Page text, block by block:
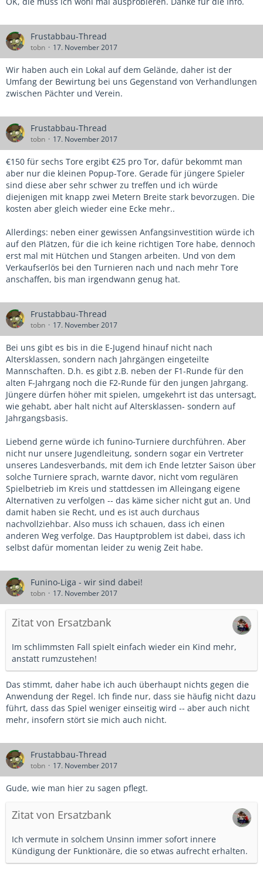
Frustabbau-Thread
tobn 17. November 2017
Wir haben auch ein Lokal auf dem Gelände, daher ist der
Umfang der Bewirtung bei uns Gegenstand von Verhandlungen
zwischen Pächter und Verein.
Frustabbau-Thread
tobn 17. November 2017
€150 für sechs Tore ergibt €25 pro Tor, dafür bekommt man
aber nur die kleinen Popup-Tore. Gerade für jüngere Spieler
sind diese aber sehr schwer zu treffen und ich würde
diejenigen mit knapp zwei Metern Breite stark bevorzugen. Die
kosten aber gleich wieder eine Ecke mehr..
Allerdings: neben einer gewissen Anfangsinvestition würde ich
auf den Plätzen, für die ich keine richtigen Tore habe, dennoch
erst mal mit Hütchen und Stangen arbeiten. Und von dem
Verkaufserlös bei den Turnieren nach und nach mehr Tore
anschaffen, bis man irgendwann genug hat.
Frustabbau-Thread
tobn 17. November 2017
Bei uns gibt es bis in die E-Jugend hinauf nicht nach
Altersklassen, sondern nach Jahrgängen eingeteilte
Mannschaften. D.h. es gibt z.B. neben der F1-Runde für den
alten F-Jahrgang noch die F2-Runde für den jungen Jahrgang.
Jüngere dürfen höher mit spielen, umgekehrt ist das untersagt,
wie gehabt, aber halt nicht auf Altersklassen- sondern auf
Jahrgangsbasis.
Liebend gerne würde ich funino-Turniere durchführen. Aber
nicht nur unsere Jugendleitung, sondern sogar ein Vertreter
unseres Landesverbands, mit dem ich Ende letzter Saison über
solche Turniere sprach, warnte davor, nicht vom regulären
Spielbetrieb im Kreis und stattdessen im Alleingang eigene
Alternativen zu verfolgen -- das käme sicher nicht gut an. Und
damit haben sie Recht, und es ist auch durchaus
nachvollziehbar. Also muss ich schauen, dass ich einen
anderen Weg verfolge. Das Hauptproblem ist dabei, dass ich
selbst dafür momentan leider zu wenig Zeit habe.
Funino-Liga - wir sind dabei!
tobn 17. November 2017
Zitat von Ersatzbank
Im schlimmsten Fall spielt einfach wieder ein Kind mehr,
anstatt rumzustehen!
Das stimmt, daher habe ich auch überhaupt nichts gegen die
Anwendung der Regel. Ich finde nur, dass sie häufig nicht dazu
führt, dass das Spiel weniger einseitig wird -- aber auch nicht
mehr, insofern stört sie mich auch nicht.
Frustabbau-Thread
tobn 17. November 2017
Gude, wie man hier zu sagen pflegt.
Zitat von Ersatzbank
Ich vermute in solchem Unsinn immer sofort innere
Kündigung der Funktionäre, die so etwas aufrecht erhalten.